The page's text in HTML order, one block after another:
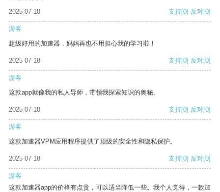
2025-07-18
支持[0] 反对[0]
游客
超级好用的加速器，妈妈再也不用担心我的学习啦！
2025-07-18 支持[0] 反对[0]
游客
这款app就像我的私人导师，带领我探索知识的奥秘。
2025-07-18 支持[0] 反对[0]
游客
这款加速器VPM应用程序提供了顶级的安全性和隐私保护。
2025-07-18 支持[0] 反对[0]
游客
这款加速器app的价格有点贵，可以适当降低一些。我个人觉得，一款加